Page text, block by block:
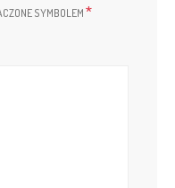
SYMBOLEM *